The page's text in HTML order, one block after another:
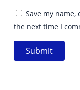
Save my
the next time I